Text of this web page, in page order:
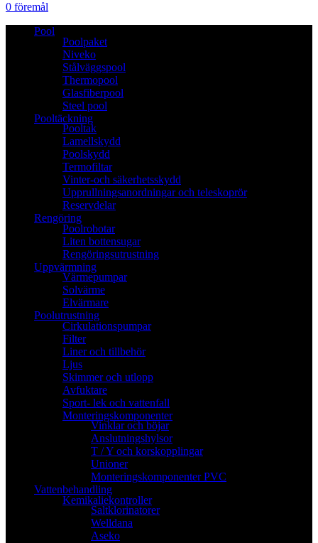
0 föremål
Pool
Poolpaket
Niveko
Stålväggspool
Thermopool
Glasfiberpool
Steel pool
Pooltäckning
Pooltak
Lamellskydd
Poolskydd
Termofiltar
Vinter-och säkerhetsskydd
Upprullningsanordningar och teleskoprör
Reservdelar
Rengöring
Poolrobotar
Liten bottensugar
Rengöringsutrustning
Uppvärmning
Värmepumpar
Solvärme
Elvärmare
Poolutrustning
Cirkulationspumpar
Filter
Liner och tillbehör
Ljus
Skimmer och utlopp
Avfuktare
Sport- lek och vattenfall
Monteringskomponenter
Vinklar och böjar
Anslutningshylsor
T / Y och korskopplingar
Unioner
Monteringskomponenter PVC
Vattenbehandling
Kemikaliekontroller
Saltklorinatorer
Welldana
Aseko